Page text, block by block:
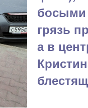
босыми
грязь
а в